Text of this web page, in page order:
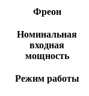
Фреон
Номинальная
входная
мощность
Режим работы